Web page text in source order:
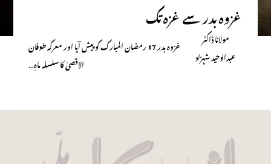
غزوہ بدر سے غزہ تک
مولانا ڈاکٹر
عبدالوحید شہزاد
غزوہ بدر 17 رمضان المبارک کو پیش آیا اور معرکہ طوفان
الاقصیٰ کا سلسلہ ماہِ…